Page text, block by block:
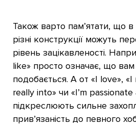
Також варто пам’ятати, що в
різні конструкції можуть
рівень зацікавленості.
like» просто означає, що
подобається. А от «I love», «I
really into» чи «I’m
підкреслюють сильне
прив’язаність до певного